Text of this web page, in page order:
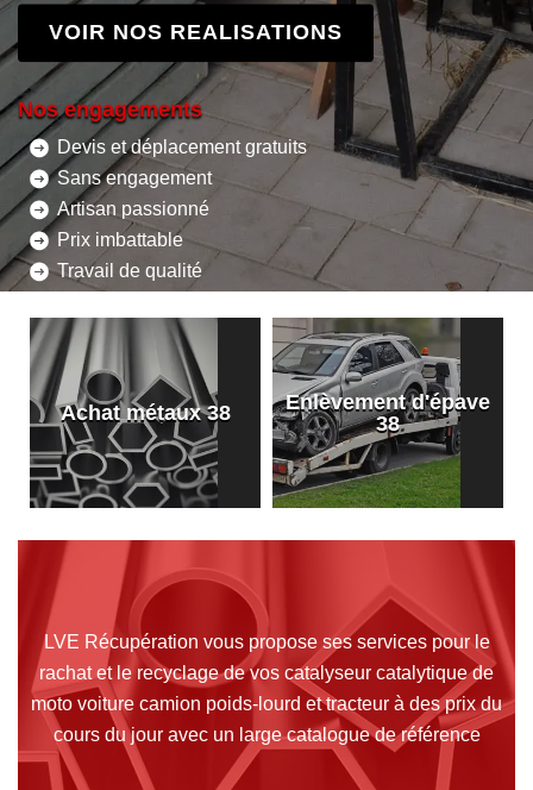
VOIR NOS REALISATIONS
Nos engagements
Devis et déplacement gratuits
Sans engagement
Artisan passionné
Prix imbattable
Travail de qualité
Achat métaux 38
Enlèvement d'épave
38
LVE Récupération vous propose ses services pour le
rachat et le recyclage de vos catalyseur catalytique de
moto voiture camion poids-lourd et tracteur à des prix du
cours du jour avec un large catalogue de référence